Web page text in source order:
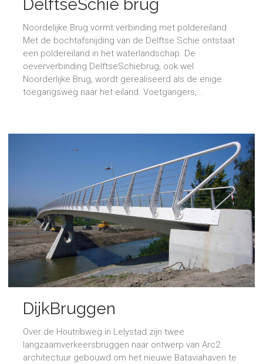
DelftseSchie brug
Noordelijke Brug vormt verbinding met poldereiland
Met de bochtafsnijding van de Delftse Schie ontstaat
een poldereiland in het waterlandschap. De
oeververbinding DelftseSchiebrug, ook wel
Noorderlijke Brug, wordt gerealiseerd als de enige
toegangsweg naar het eiland. Voetgangers,...
DijkBruggen
Over de Houtribweg in Lelystad zijn twee
langzaamverkeersbruggen naar ontwerp van Arc2
architectuur gebouwd om het nieuwe Bataviahaven te